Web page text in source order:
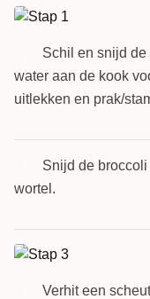
Schil en snijd
water aan de kook
uitlekken en prak/
Snijd de
wortel.
Verhit een